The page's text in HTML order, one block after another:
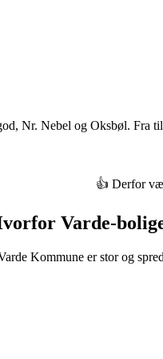
Nr. Nebel og Oksbøl. Fra
👍 Derfor
Varde-
Kommune er stor og